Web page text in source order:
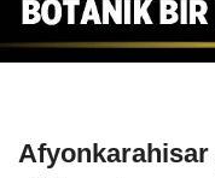
Afyonkarahisar